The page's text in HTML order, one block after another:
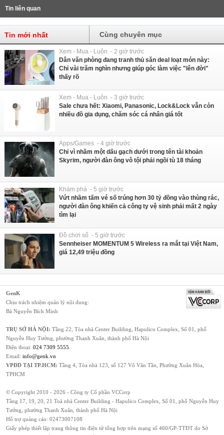
Tin liên quan
Tin mới nhất Cùng chuyên mục
Xem - Mua - Luôn - 2 giờ trước
Dân văn phòng đang tranh thủ săn deal loạt món này:
Chỉ vài trăm nghìn nhưng giúp góc làm việc "lên đời"
thấy rõ
Xem - Mua - Luôn - 3 giờ trước
Sale chưa hết: Xiaomi, Panasonic, Lock&Lock vẫn còn
nhiều đồ gia dụng, chăm sóc cá nhân giá tốt
Apps/Games - 4 giờ trước
Chỉ vì nhầm một dấu gạch dưới trong tên tài khoản
Skyrim, người đàn ông vô tội phải ngồi tù 18 tháng
Khám phá - 5 giờ trước
Vứt nhầm tấm vé số trúng hơn 30 tỷ đồng vào thùng rác,
người đàn ông khiến cả công ty vệ sinh phải mất 2 ngày
tìm lại
Đồ chơi số - 5 giờ trước
Sennheiser MOMENTUM 5 Wireless ra mắt tại Việt Nam,
giá 12,49 triệu đồng
GenK
Chịu trách nhiệm quản lý nội dung:
Bà Nguyễn Bích Minh
TRỤ SỞ HÀ NỘI: Tầng 22, Tòa nhà Center Building, Hapulico Complex, Số 01, phố
Nguyễn Huy Tưởng, phường Thanh Xuân, thành phố Hà Nội
Điện thoại: 024 7309 5555
Email: info@genk.vn
VPĐD TẠI TP.HCM: Tầng 4, Tòa nhà 123, số 127 Võ Văn Tần, Phường Xuân Hòa,
TPHCM
© Copyright 2010 - 2026 - Công ty Cổ phần VCCorp
Tầng 17, 19, 20, 21 Toà nhà Center Building - Hapulico Complex, Số 01, phố Nguyễn Huy
Tưởng, phường Thanh Xuân, thành phố Hà Nội
Hỗ trợ quảng cáo: 02473007108
Giấy phép thiết lập trang thông tin điện tử tổng hợp trên mạng số 460/GP-TTĐT do Sở